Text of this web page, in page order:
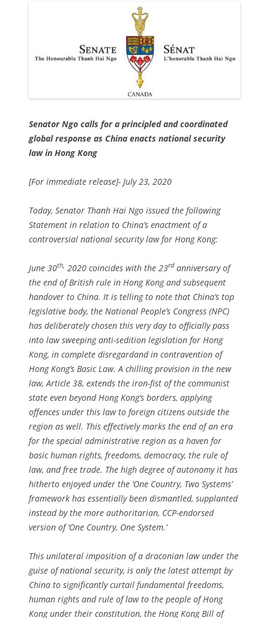
Senator Ngo calls for a principled and coordinated
global response as China enacts national security
law in Hong Kong
[For immediate release]- July 23, 2020
Today, Senator Thanh Hai Ngo issued the following
Statement in relation to China’s enactment of a
controversial national security law for Hong Kong:
June 30th, 2020 coincides with the 23rdanniversary of
the end of British rule in Hong Kong and subsequent
handover to China. It is telling to note that China’s top
legislative body, the National People’s Congress (NPC)
has deliberately chosen this very day to officially pass
into law sweeping anti-sedition legislation for Hong
Kong, in complete disregardand in contravention of
Hong Kong’s Basic Law. A chilling provision in the new
law, Article 38, extends the iron-fist of the communist
state even beyond Hong Kong’s borders, applying
offences under this law to foreign citizens outside the
region as well. This effectively marks the end of an era
for the special administrative region as a haven for
basic human rights, freedoms, democracy, the rule of
law, and free trade. The high degree of autonomy it has
hitherto enjoyed under the ‘One Country, Two Systems’
framework has essentially been dismantled, supplanted
instead by the more authoritarian, CCP-endorsed
version of ‘One Country, One System.’
This unilateral imposition of a draconian law under the
guise of national security, is only the latest attempt by
China to significantly curtail fundamental freedoms,
human rights and rule of law to the people of Hong
Kong under their constitution, the Hong Kong Bill of